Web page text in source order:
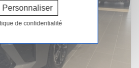
Personnaliser
de confidentialité